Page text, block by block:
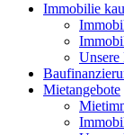
Immobilie
Unsere
Mietangebote